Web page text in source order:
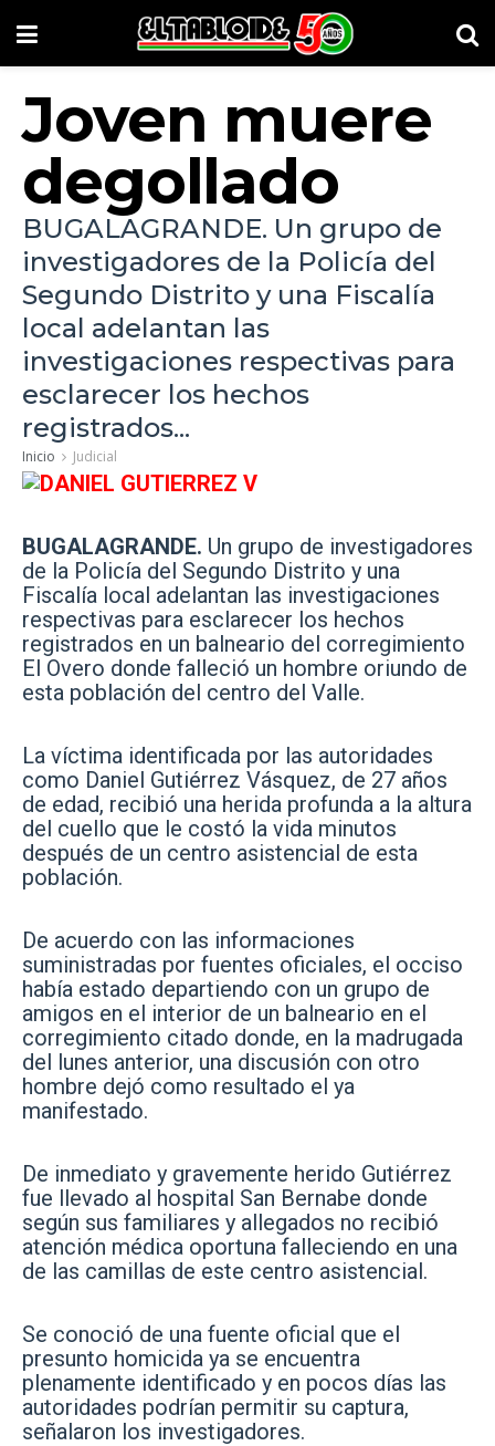
Joven muere
degollado
BUGALAGRANDE. Un grupo de
investigadores de la Policía del
Segundo Distrito y una Fiscalía
local adelantan las
investigaciones respectivas para
esclarecer los hechos
registrados...
Inicio Judicial
BUGALAGRANDE. Un grupo de investigadores
de la Policía del Segundo Distrito y una
Fiscalía local adelantan las investigaciones
respectivas para esclarecer los hechos
registrados en un balneario del corregimiento
El Overo donde falleció un hombre oriundo de
esta población del centro del Valle.
La víctima identificada por las autoridades
como Daniel Gutiérrez Vásquez, de 27 años
de edad, recibió una herida profunda a la altura
del cuello que le costó la vida minutos
después de un centro asistencial de esta
población.
De acuerdo con las informaciones
suministradas por fuentes oficiales, el occiso
había estado departiendo con un grupo de
amigos en el interior de un balneario en el
corregimiento citado donde, en la madrugada
del lunes anterior, una discusión con otro
hombre dejó como resultado el ya
manifestado.
De inmediato y gravemente herido Gutiérrez
fue llevado al hospital San Bernabe donde
según sus familiares y allegados no recibió
atención médica oportuna falleciendo en una
de las camillas de este centro asistencial.
Se conoció de una fuente oficial que el
presunto homicida ya se encuentra
plenamente identificado y en pocos días las
autoridades podrían permitir su captura,
señalaron los investigadores.